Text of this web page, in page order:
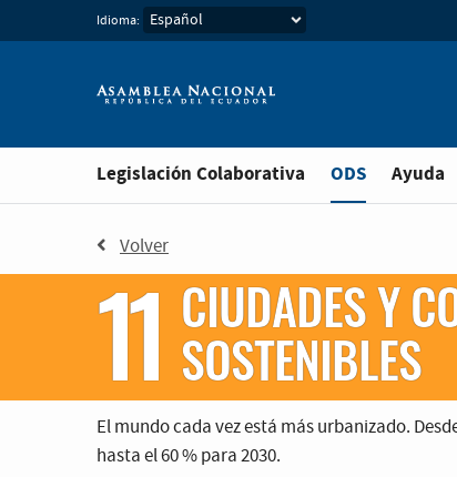
Idioma:
Legislación Colaborativa Estás en
ODS Ayuda
Volver
11 CIUDADES Y
SOSTENIBLES
El mundo cada vez está más urbanizado.
hasta el 60 % para 2030.